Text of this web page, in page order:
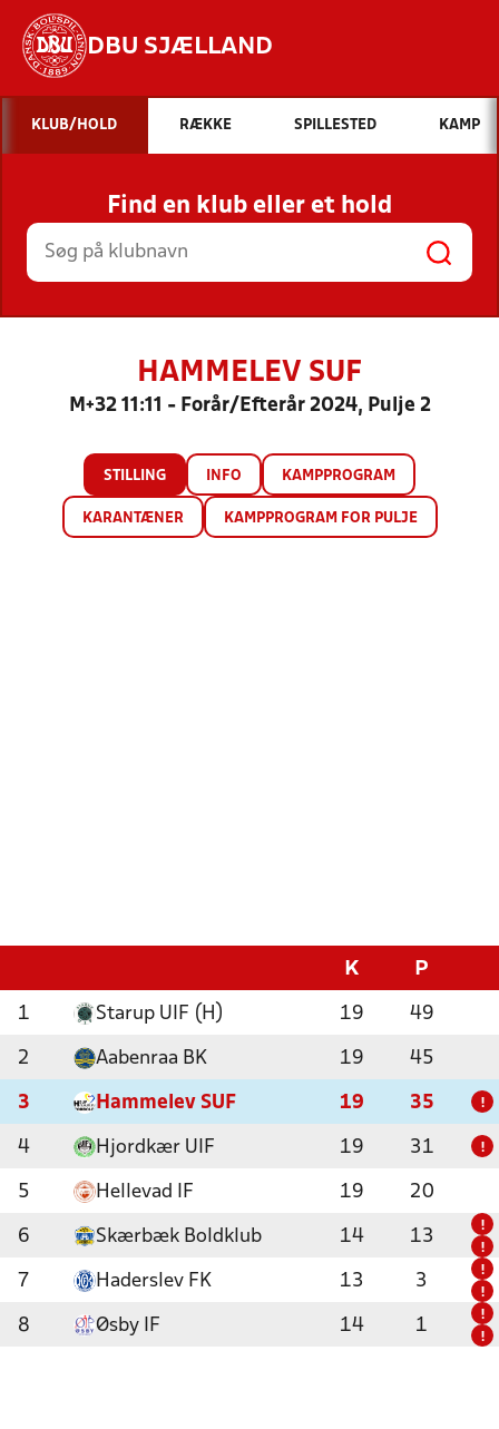
DBU SJÆLLAND
Hvad vil du søge efter?
INDHOLD OG NYHEDER
STILLINGER, RESULTATER, KLUBBER OG
HOLD
KLUB/HOLD RÆKKE SPILLESTED KAMP
Find en klub eller et hold
HAMMELEV SUF
M+32 11:11 - Forår/Efterår 2024, Pulje 2
STILLING INFO KAMPPROGRAM
KARANTÆNER KAMPPROGRAM FOR PULJE
K P
1 Starup UIF (H) 19 49
2 Aabenraa BK 19 45
3 Hammelev SUF 19 35 !
4 Hjordkær UIF 19 31 !
5 Hellevad IF 19 20
6 Skærbæk Boldklub 14 13
!
!
7 Haderslev FK 13 3
!
!
8 Øsby IF 14 1
!
!